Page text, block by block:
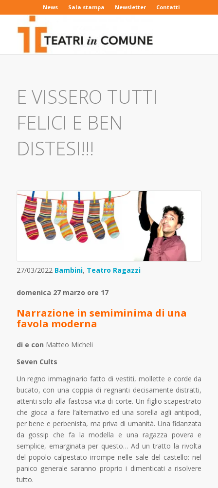
News Sala stampa Newsletter Contatti
E VISSERO TUTTI
FELICI E BEN
DISTESI!!!
27/03/2022 Bambini, Teatro Ragazzi
domenica 27 marzo ore 17
Narrazione in semiminima di una
favola moderna
di e con Matteo Micheli
Seven Cults
Un regno immaginario fatto di vestiti, mollette e corde da
bucato, con una coppia di regnanti decisamente distratti,
attenti solo alla fastosa vita di corte. Un figlio scapestrato
che gioca a fare l’alternativo ed una sorella agli antipodi,
per bene e perbenista, ma priva di umanità. Una fidanzata
da gossip che fa la modella e una ragazza povera e
semplice, emarginata per questo… Ad un tratto la rivolta
del popolo calpestato irrompe nelle sale del castello: nel
panico generale saranno proprio i dimenticati a risolvere
tutto.